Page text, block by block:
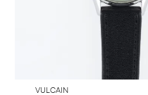
VULCAIN